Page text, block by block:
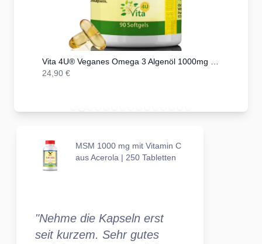
Ihr Wohlbefinden steigern können. Durch die bequeme
Einnahme von MSM-Präparaten können Sie sicherstellen,
dass Sie ausreichend mit diesem essenziellen Vitalstoff
versorgt sind und Ihre Gesundheit optimal unterstützen.
24,90 €
MSM 1000 mg mit Vitamin C
aus Acerola | 250 Tabletten
"Nehme die Kapseln erst
seit kurzem. Sehr gutes